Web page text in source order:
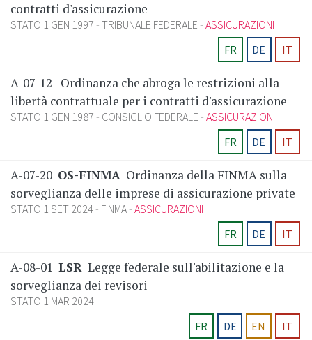
contratti d'assicurazione
STATO 1 GEN 1997 TRIBUNALE FEDERALE ASSICURAZIONI
FR
DE IT
A-07-12
Ordinanza che abroga le restrizioni alla
libertà contrattuale per i contratti d'assicurazione
STATO 1 GEN 1987 CONSIGLIO FEDERALE ASSICURAZIONI
FR
DE IT
A-07-20 OS-FINMA Ordinanza della FINMA sulla
sorveglianza delle imprese di assicurazione private
STATO 1 SET 2024 FINMA ASSICURAZIONI
FR
DE IT
A-08-01 LSR Legge federale sull'abilitazione e la
sorveglianza dei revisori
STATO 1 MAR 2024
FR
DE EN IT